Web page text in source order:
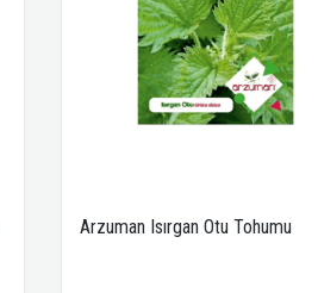
Arzuman Isırgan Otu Tohumu